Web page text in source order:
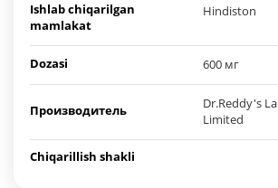
Ishlab chiqarilgan
mamlakat
Hindiston
Dozasi 600 мг
Производитель
Dr.Reddy's
Limited
Chiqarillish shakli